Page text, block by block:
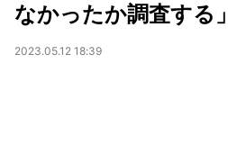
なかったか調査する」
2023.05.12 18:39